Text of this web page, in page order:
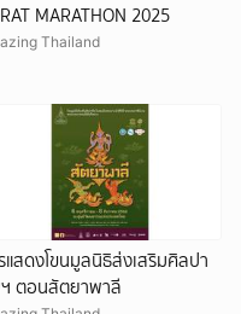
MARATHON 2025
Thailand
แสดงโขนมูลนิธิส่งเสริมศิลปา
ตอนสัตยาพาลี